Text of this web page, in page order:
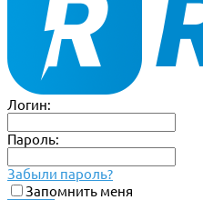
Логин:
Пароль:
Забыли пароль?
Запомнить меня